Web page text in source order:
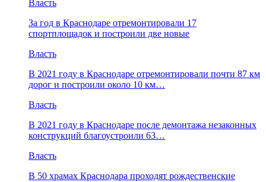
Власть
За год в Краснодаре отремонтировали 17
спортплощадок и построили две новые
Власть
В 2021 году в Краснодаре отремонтировали почти 87 км
дорог и построили около 10 км…
Власть
В 2021 году в Краснодаре после демонтажа незаконных
конструкций благоустроили 63…
Власть
В 50 храмах Краснодара проходят рождественские